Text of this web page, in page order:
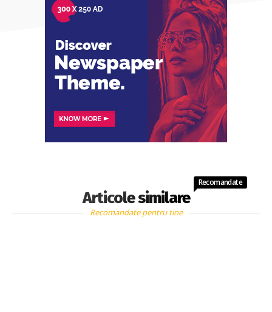
Articole similare
Recomandate
Recomandate pentru tine